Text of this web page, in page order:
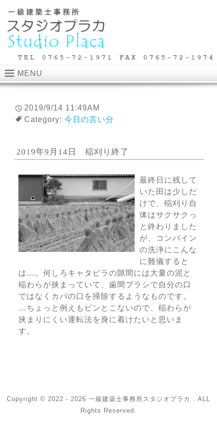
MENU
2019/9/14 11:49AM
Category: 今日の言い分
2019年9月14日 稲刈り終了
最終日に残して
いた田は少しだ
けで、稲刈り自
体はサクサクっ
と終わりました
が、コンバイン
の洗浄にこんな
に難儀すると
は…。何しろキャタピラの隙間には大量の泥と
稲わらが挟まっていて、歯間ブラシで自分の口
ではなくカバの口を掃除するようなものです。
…ちょっと例えもピンとこないので、稲わらが
挟まりにくい運転法を身に着けたいと思いま
す。
Copyright © 2022 - 2026 一級建築士事務所スタジオプラカ . ALL
Rights Reserved.